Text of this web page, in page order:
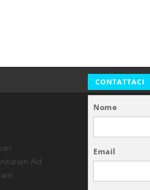
Aid
CONTATTACI
Nome
Email